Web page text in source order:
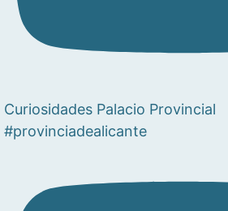
Curiosidades Palacio Provincial
#provinciadealicante